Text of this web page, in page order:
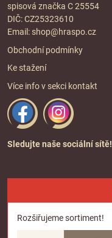
spisová značka C 25554
DIČ: CZ25323610
Email: shop@hraspo.cz
Obchodní podmínky
Ke stažení
Více info v sekci kontakt
Sledujte naše sociální sítě!
Rozšiřujeme sortiment!